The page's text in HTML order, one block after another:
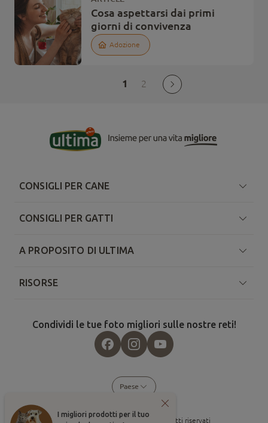
Cosa aspettarsi dai primi
giorni di convivenza
Adozione
1 2
I migliori prodotti per il tuo
CONSIGLI PER CANE
CONSIGLI PER GATTI
A PROPOSITO DI ULTIMA
RISORSE
Condividi le tue foto migliori sulle nostre reti!
Paese
2026 , Affinity Petcare. Tutti i diritti riservati